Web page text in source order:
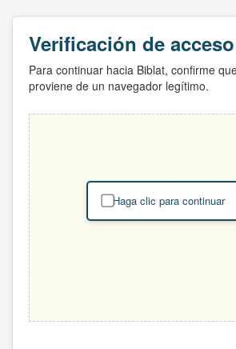
Verificación de acceso
Para continuar hacia Biblat, confirme
proviene de un navegador legítimo.
Haga clic para continuar